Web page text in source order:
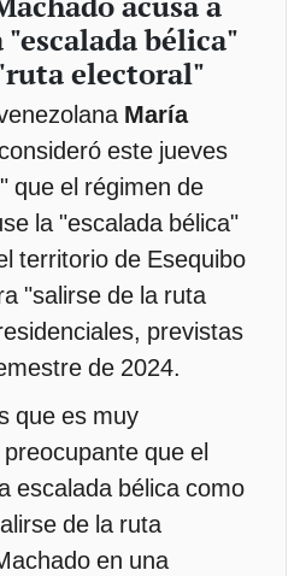
bélica"
electoral"
María
este jueves
que el régimen de
la "escalada bélica"
territorio de Esequibo
"salirse de la ruta
previstas
de 2024.
que es muy
que el
escalada bélica como
de la ruta
en una